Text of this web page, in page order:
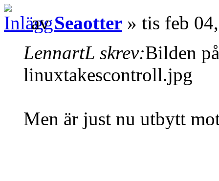
avSeaotter » tis feb
LennartL skrev:Bilden
linuxtakescontroll.jpg
Men är just nu utbytt